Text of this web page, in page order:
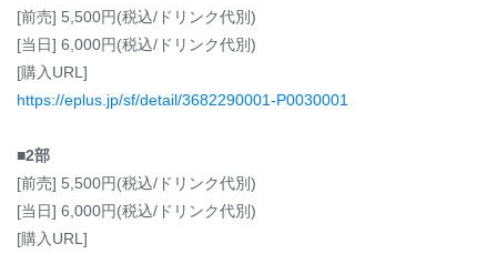
[前売] 5,500円(税込/ドリンク代別)
[当日] 6,000円(税込/ドリンク代別)
[購入URL]
https://eplus.jp/sf/detail/3682290001-P0030001
■2部
[前売] 5,500円(税込/ドリンク代別)
[当日] 6,000円(税込/ドリンク代別)
[購入URL]